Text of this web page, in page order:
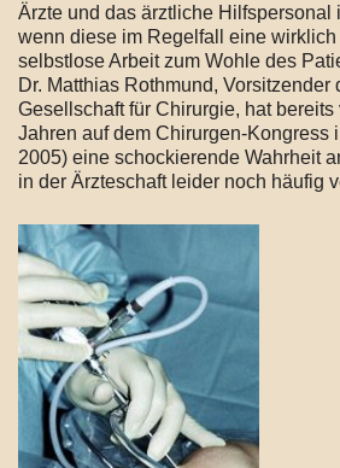
Ärzte und das ärztliche Hilfspersonal
wenn diese im Regelfall eine
selbstlose Arbeit zum Wohle des
Dr. Matthias Rothmund, Vorsitzender
Gesellschaft für Chirurgie, hat bereits
Jahren auf dem Chirurgen-Kongress
2005) eine schockierende Wahrheit
in der Ärzteschaft leider noch häufig